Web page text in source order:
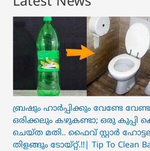
ബ്രഷും ഹാർപ്പിക്കും വേണ്ടേ
ഒരിക്കലും കഴുകണ്ടാ; ഒരു കുപ്പി
ചെയ്ത മതി.. ഫൈവ് സ്റ്റാർ
തിളങ്ങും ടോയ്റ്റ്.!!| Tip To Clean